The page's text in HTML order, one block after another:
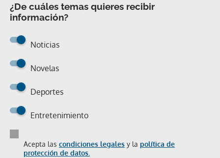
¿De cuáles temas quieres recibir
información?
Noticias
Novelas
Deportes
Entretenimiento
Acepta las condiciones legales y la política de
protección de datos.